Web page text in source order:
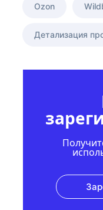
Ozon
Детализация